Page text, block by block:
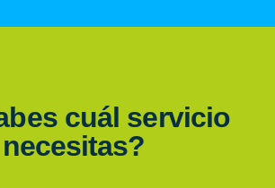
cuál servicio
necesitas?